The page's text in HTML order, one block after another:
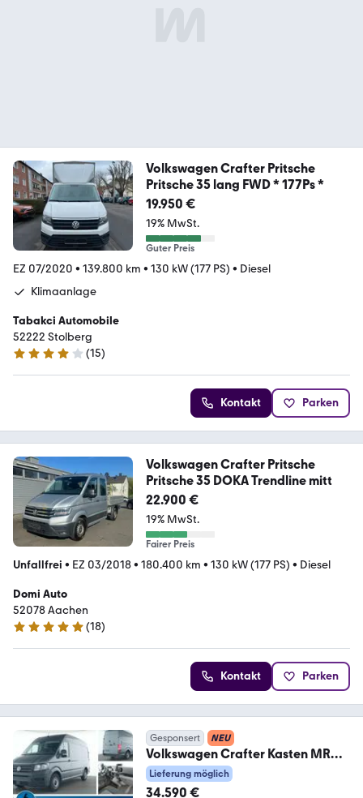
Volkswagen Crafter Pritsche
Pritsche 35 lang FWD * 177Ps *
19.950 €
19% MwSt.
Guter Preis
EZ 07/2020 • 139.800 km • 130 kW (177 PS) • Diesel
Klimaanlage
Tabakci Automobile
52222 Stolberg
4 Sterne
(15)
Kontakt Parken
Volkswagen Crafter Pritsche
Pritsche 35 DOKA Trendline mitt
22.900 €
19% MwSt.
Fairer Preis
Unfallfrei • EZ 03/2018• 180.400 km • 130 kW (177 PS) • Diesel
Domi Auto
52078 Aachen
4.9 Sterne
(18)
Kontakt Parken
Gesponsert NEU
Volkswagen Crafter Kasten MR
Sitzheizung Klima NAVI RFK
Lieferung möglich
34.590 €